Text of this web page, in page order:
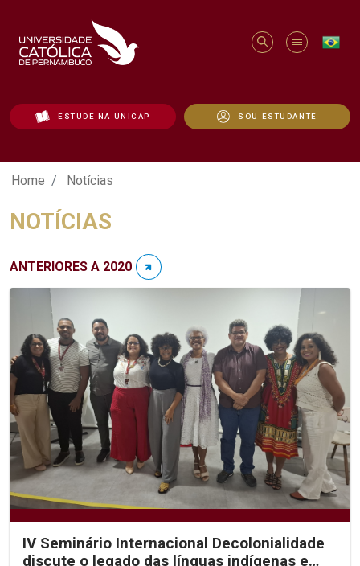
ESTUDE NA UNICAP SOU ESTUDANTE
Notícias - Unicap
Home Notícias
NOTÍCIAS
ANTERIORES A 2020
IV Seminário Internacional Decolonialidade
discute o legado das línguas indígenas e